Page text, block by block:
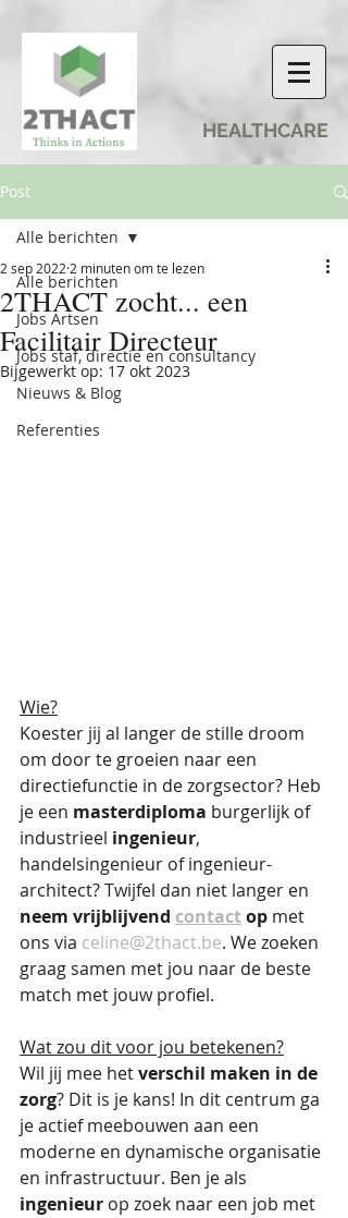
HEALTHCARE
Post
Alle berichten
Jobs Artsen
Jobs staf, directie en consultancy
Nieuws & Blog
Referenties
Alle berichten
2THACT zocht... een
Facilitair Directeur
2 sep 2022 2 minuten om te lezen
Bijgewerkt op: 17 okt 2023
Wie?
Koester jij al langer de stille droom
om door te groeien naar een
directiefunctie in de zorgsector? Heb
je een masterdiploma burgerlijk of
industrieel ingenieur,
handelsingenieur of ingenieur-
architect? Twijfel dan niet langer en
neem vrijblijvend contact op met
ons via celine@2thact.be. We zoeken
graag samen met jou naar de beste
match met jouw profiel.
Wat zou dit voor jou betekenen?
Wil jij mee het verschil maken in de
zorg? Dit is je kans! In dit centrum ga
je actief meebouwen aan een
moderne en dynamische organisatie
en infrastructuur. Ben je als
ingenieur op zoek naar een job met